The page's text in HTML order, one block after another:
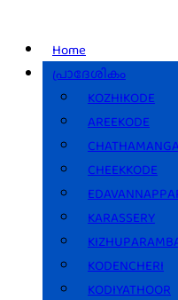
Home
പ്രാദേശികം
KOZHIKODE
AREEKODE
CHEEKKODE
KARASSERY
KODENCHERI
KODIYATHOOR